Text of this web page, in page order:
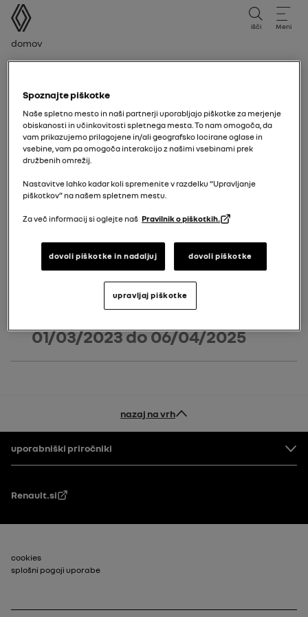
uporabniški priročnik
išči Meni
Drobtina
Domov
Obdobje izdaje
Izberite obdobje izdaje, ki ustreza datumu prve
registracije vašega vozila.
12/01/2026do danes
15/07/2025do11/01/2026
07/04/2025do14/07/2025
01/03/2023do06/04/2025
nazaj na vrh
Noga
uporabniški priročniki
Renault.si
Footer_2
cookies
splošni pogoji uporabe
Spoznajte piškotke
Naše spletno mesto in naši partnerji uporabljajo piškotke za merjenje
obiskanosti in učinkovitosti spletnega mesta. To nam omogoča, da
vam prikazujemo prilagojene in/ali geografsko locirane oglase in
vsebine, vam pa omogoča interakcijo z našimi vsebinami prek
družbenih omrežij.
Nastavitve lahko kadar koli spremenite v razdelku “Upravljanje
piškotkov” na našem spletnem mestu.
Za več informacij si oglejte naš Pravilnik o piškotkih.
dovoli piškotke in nadaljuj dovoli piškotke
upravljaj piškotke